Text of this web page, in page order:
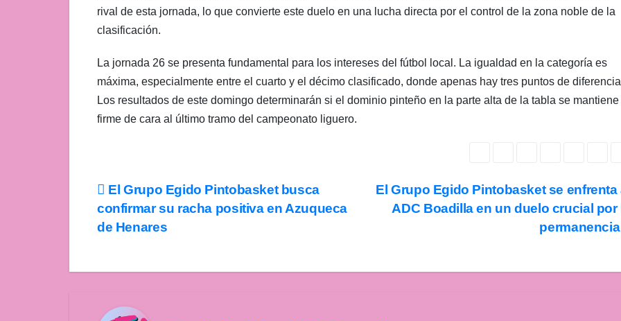
rival de esta jornada, lo que convierte este duelo en una lucha directa por el control de la zona noble de la
clasificación.
La jornada 26 se presenta fundamental para los intereses del fútbol local. La igualdad en la categoría es
máxima, especialmente entre el cuarto y el décimo clasificado, donde apenas hay tres puntos de
Los resultados de este domingo determinarán si el dominio pinteño en la parte alta de la tabla se mantiene
firme de cara al último tramo del campeonato liguero.
Navegación
de
El Grupo Egido Pintobasket se enfrenta
ADC Boadilla en un duelo crucial por
permanencia
El Grupo Egido Pintobasket busca
confirmar su racha positiva en Azuqueca
de Henares